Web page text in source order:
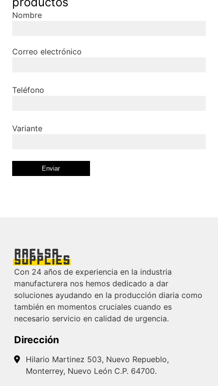
Nombre
Correo electrónico
Teléfono
Variante
Con 24 años de experiencia en la industria
manufacturera nos hemos dedicado a dar
soluciones ayudando en la producción diaria como
también en momentos cruciales cuando es
necesario servicio en calidad de urgencia.
Dirección
Hilario Martinez 503, Nuevo Repueblo,
Monterrey, Nuevo León C.P. 64700.